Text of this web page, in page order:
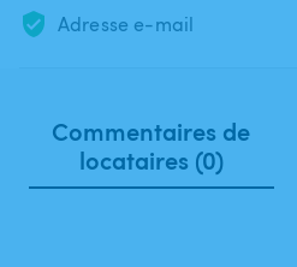
Adresse e-mail
Commentaires de
locataires (0)